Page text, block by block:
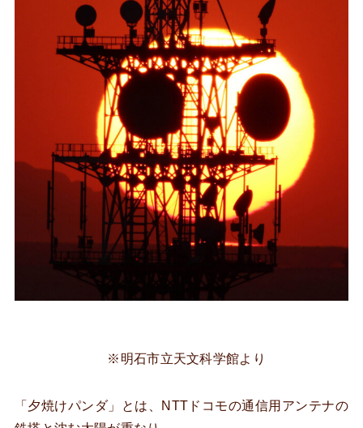
※明石市立天文科学館より
「夕焼けパンダ」とは、NTTドコモの通信用アンテナの